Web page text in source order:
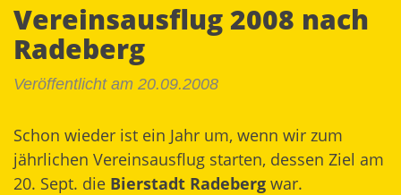
Vereinsausflug 2008 nach
Radeberg
Veröffentlicht am 20.09.2008
Schon wieder ist ein Jahr um, wenn wir zum
jährlichen Vereinsausflug starten, dessen Ziel am
20. Sept. die Bierstadt Radeberg war.